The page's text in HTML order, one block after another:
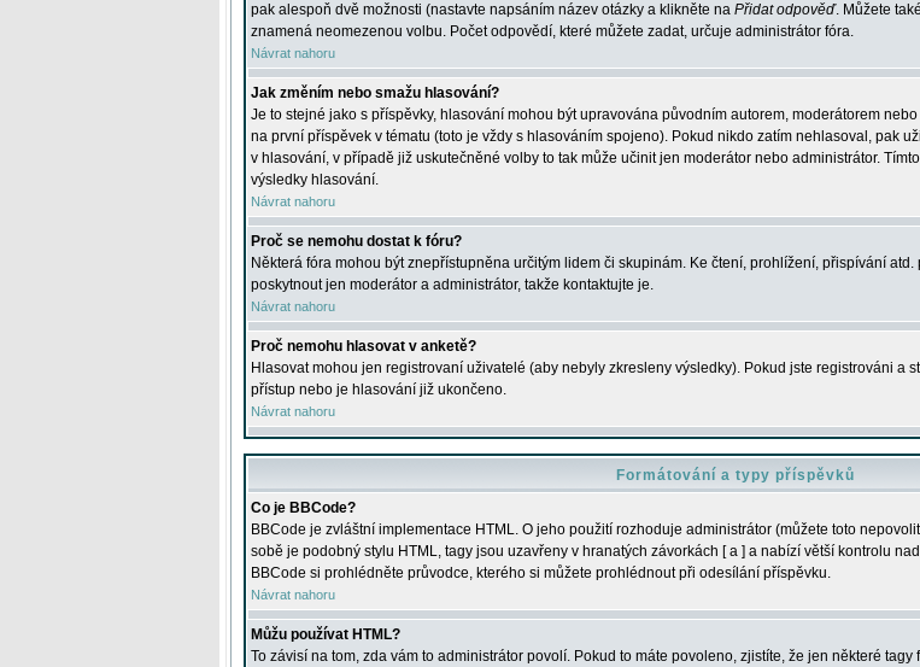
pak alespoň dvě možnosti (nastavte napsáním název otázky a klikněte na Přidat odpověď. Můžete
znamená neomezenou volbu. Počet odpovědí, které můžete zadat, určuje administrátor fóra.
Návrat nahoru
Jak změním nebo smažu hlasování?
Je to stejné jako s příspěvky, hlasování mohou být upravována původním autorem, moderátorem
na první příspěvek v tématu (toto je vždy s hlasováním spojeno). Pokud nikdo zatím nehlasoval, pak
v hlasování, v případě již uskutečněné volby to tak může učinit jen moderátor nebo administrátor.
výsledky hlasování.
Návrat nahoru
Proč se nemohu dostat k fóru?
Některá fóra mohou být znepřístupněna určitým lidem či skupinám. Ke čtení, prohlížení, přispívání
poskytnout jen moderátor a administrátor, takže kontaktujte je.
Návrat nahoru
Proč nemohu hlasovat v anketě?
Hlasovat mohou jen registrovaní uživatelé (aby nebyly zkresleny výsledky). Pokud jste registrováni a
přístup nebo je hlasování již ukončeno.
Návrat nahoru
Formátování a typy příspěvků
Co je BBCode?
BBCode je zvláštní implementace HTML. O jeho použití rozhoduje administrátor (můžete toto
sobě je podobný stylu HTML, tagy jsou uzavřeny v hranatých závorkách [ a ] a nabízí větší kontrolu
BBCode si prohlédněte průvodce, kterého si můžete prohlédnout při odesílání příspěvku.
Návrat nahoru
Můžu používat HTML?
To závisí na tom, zda vám to administrátor povolí. Pokud to máte povoleno, zjistíte, že jen některé tagy